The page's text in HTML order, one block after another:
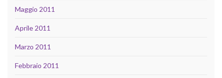
Maggio 2011
Aprile 2011
Marzo 2011
Febbraio 2011